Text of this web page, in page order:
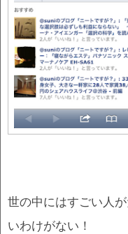
世の中にはすごい人
いわけがない！